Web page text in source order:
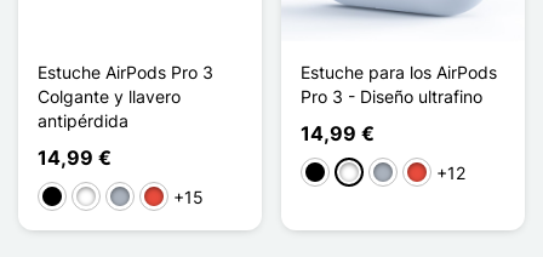
Estuche AirPods Pro 3
Colgante y llavero
antipérdida
14,99 €
NegroBlanco
Gris Rojo+15
Estuche para los AirPods
Pro 3 - Diseño ultrafino
14,99 €
NegroBlanco
Gris Rojo+12